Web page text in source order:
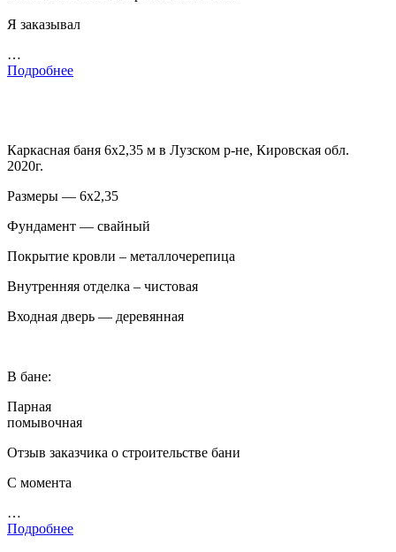
Я заказывал
…
Подробнее
Каркасная баня 6х2,35 м в Лузском р-не, Кировская обл.
2020г.
Размеры — 6х2,35
Фундамент — свайный
Покрытие кровли – металлочерепица
Внутренняя отделка – чистовая
Входная дверь — деревянная
В бане:
Парная
помывочная
Отзыв заказчика о строительстве бани
С момента
…
Подробнее